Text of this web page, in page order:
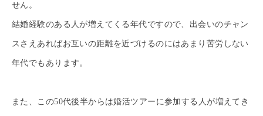
せん。
結婚経験のある人が増えてくる年代ですので、出会いのチャン
スさえあればお互いの距離を近づけるのにはあまり苦労しない
年代でもあります。
また、この50代後半からは婚活ツアーに参加する人が増えてき